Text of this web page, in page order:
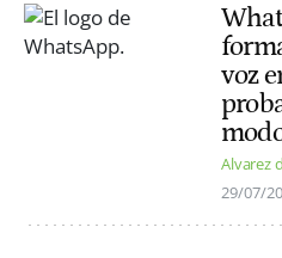
voz
Alvarez
29/07/